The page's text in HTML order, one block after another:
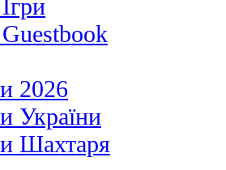
2026
України
Шахтаря